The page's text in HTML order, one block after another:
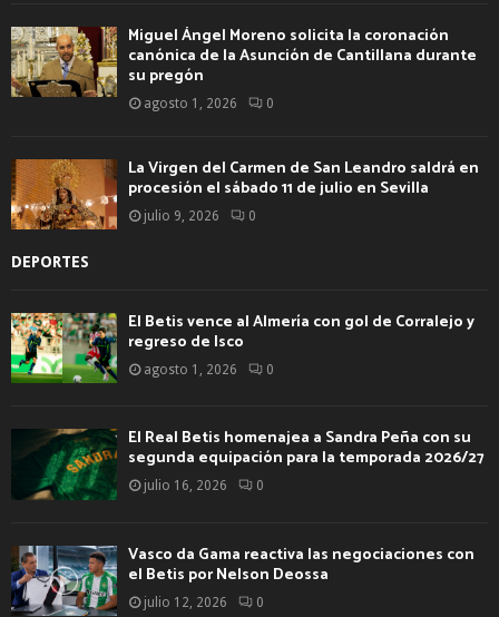
Miguel Ángel Moreno solicita la coronación
canónica de la Asunción de Cantillana durante
su pregón
agosto 1, 2026 0
La Virgen del Carmen de San Leandro saldrá en
procesión el sábado 11 de julio en Sevilla
julio 9, 2026 0
DEPORTES
El Betis vence al Almería con gol de Corralejo y
regreso de Isco
agosto 1, 2026 0
El Real Betis homenajea a Sandra Peña con su
segunda equipación para la temporada 2026/27
julio 16, 2026 0
Vasco da Gama reactiva las negociaciones con
el Betis por Nelson Deossa
julio 12, 2026 0